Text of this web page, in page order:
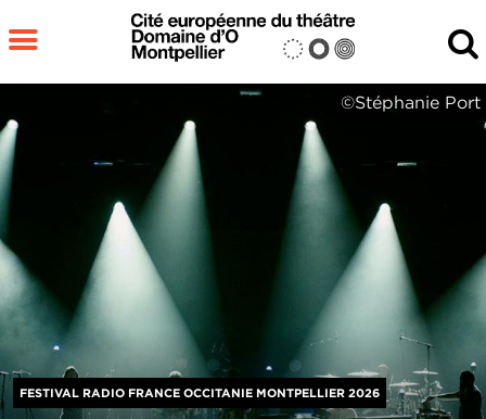
Aller au contenu principal
©Stéphanie Port
FESTIVAL RADIO FRANCE OCCITANIE MONTPELLIER 2026